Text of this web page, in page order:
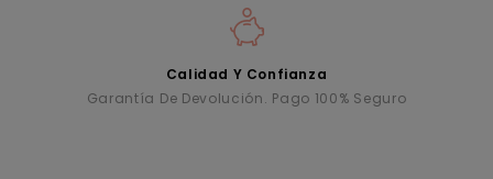
Calidad Y Confianza
Garantía De Devolución. Pago 100% Seguro